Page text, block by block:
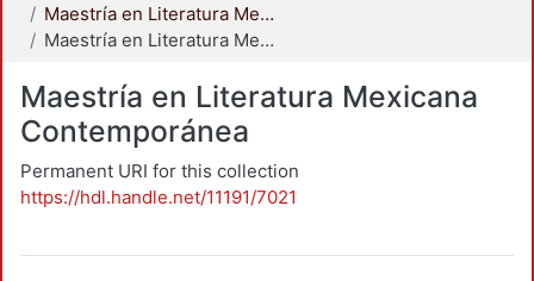
Maestría en Literatura Mexicana Contemporánea
Maestría en Literatura Mexicana Contemporánea
Maestría en Literatura Mexicana
Contemporánea
Permanent URI for this collection
https://hdl.handle.net/11191/7021